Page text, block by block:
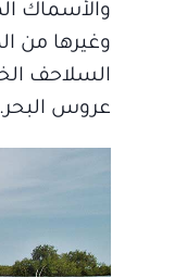
والأسماك
وغيرها من
السلاحف
عروس البحر.